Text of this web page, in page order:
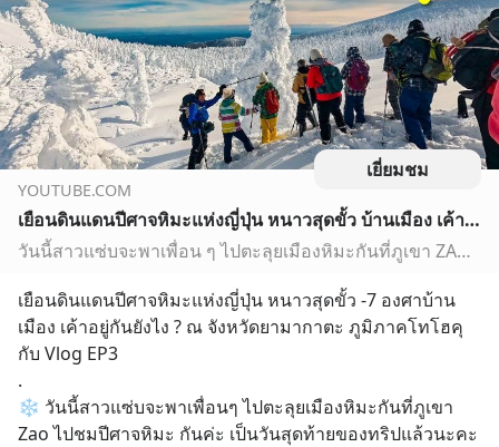
เยี่ยมชม
YOUTUBE.COM
เยือนดินแดนปีศาจหิมะแห่งญี่ปุ่น หนาวสุดขั้ว บ้านเมือง เค้าอยู่กันยังไง ? ยามากาตะ Yamagata Zao EP3
วันนี้สาวแซ่บจะพาเพื่อน ๆ ไปตะลุยเมืองหิมะกันที่ภูเขา ZAO ไปชมปีศาจหิมะ กันค่ะ เป็นวันสุดท้ายของทริปแล้วนะคะ ถ้าเพื่อน ๆ พร้อมแล้วไปชมกันต่อในคลิปได้เลยค่ะ .…
เยือนดินแดนปีศาจหิมะแห่งญี่ปุ่น หนาวสุดขั้ว -7 องศาบ้าน
เมือง เค้าอยู่กันยังไง ? ณ จังหวัดยามากาตะ ภูมิภาคโทโฮคุ
กับ Vlog EP3
.
❄️ วันนี้สาวแซ่บจะพาเพื่อนๆ ไปตะลุยเมืองหิมะกันที่ภูเขา
Zao ไปชมปีศาจหิมะ กันค่ะ เป็นวันสุดท้ายของทริปแล้วนะคะ